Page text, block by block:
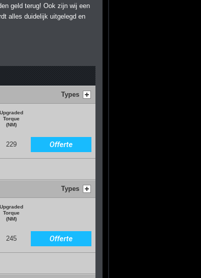
geld terug! Ook zijn wij een
alles duidelijk uitgelegd en
Types
Upgraded
Torque
(NM)
229 Offerte
Types
Upgraded
Torque
(NM)
245 Offerte